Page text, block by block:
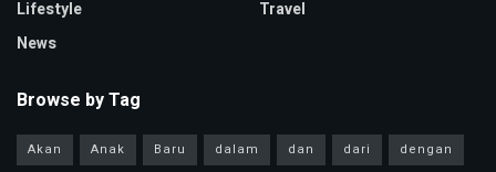
Lifestyle
News
Travel
Browse by Tag
Akan Anak Baru dalam dan dari
dengan